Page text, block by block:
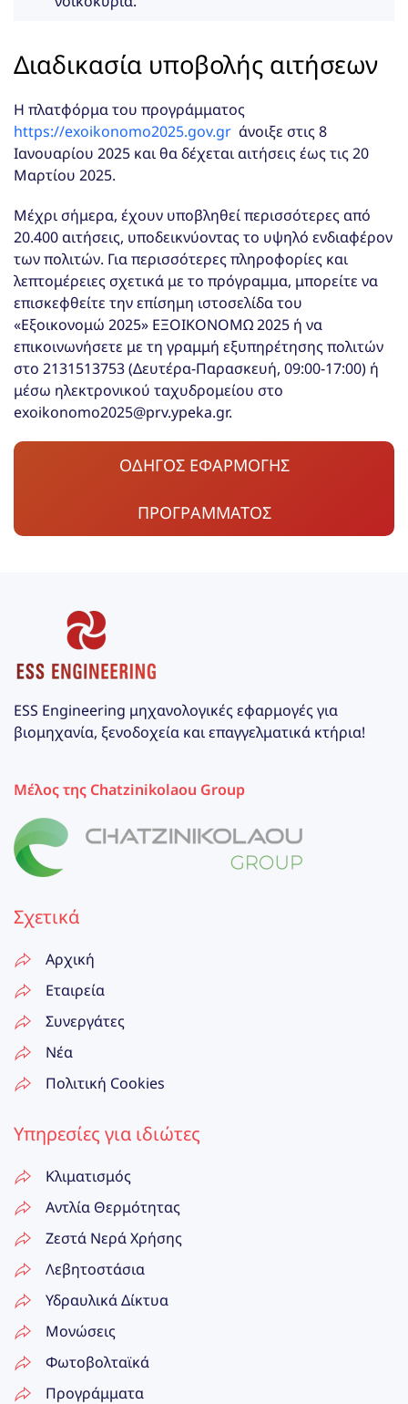
Διαδικασία υποβολής αιτήσεων
Η πλατφόρμα του προγράμματος
https://exoikonomo2025.gov.gr άνοιξε στις 8
Ιανουαρίου 2025 και θα δέχεται αιτήσεις έως τις 20
Μαρτίου 2025.
Μέχρι σήμερα, έχουν υποβληθεί περισσότερες από
20.400 αιτήσεις, υποδεικνύοντας το υψηλό ενδιαφέρον
των πολιτών. Για περισσότερες πληροφορίες και
λεπτομέρειες σχετικά με το πρόγραμμα, μπορείτε να
επισκεφθείτε την επίσημη ιστοσελίδα του
«Εξοικονομώ 2025» ΕΞΟΙΚΟΝΟΜΩ 2025 ή να
επικοινωνήσετε με τη γραμμή εξυπηρέτησης πολιτών
στο 2131513753 (Δευτέρα-Παρασκευή, 09:00-17:00) ή
μέσω ηλεκτρονικού ταχυδρομείου στο
exoikonomo2025@prv.ypeka.gr.
ΟΔΗΓΟΣ ΕΦΑΡΜΟΓΗΣ
ΠΡΟΓΡΑΜΜΑΤΟΣ
ESS Engineering μηχανολογικές εφαρμογές για
βιομηχανία, ξενοδοχεία και επαγγελματικά κτήρια!
Μέλος της Chatzinikolaou Group
Σχετικά
Αρχική
Εταιρεία
Συνεργάτες
Νέα
Πολιτική Cookies
Υπηρεσίες για ιδιώτες
Κλιματισμός
Αντλία Θερμότητας
Ζεστά Νερά Χρήσης
Λεβητοστάσια
Υδραυλικά Δίκτυα
Μονώσεις
Φωτοβολταϊκά
Προγράμματα